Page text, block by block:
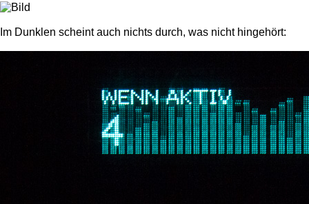
Im Dunklen scheint auch nichts durch, was nicht hingehört: